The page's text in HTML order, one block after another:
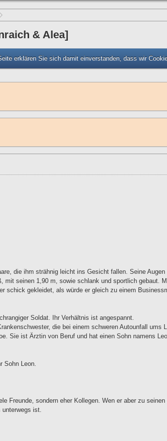
& Alea]
erklären Sie sich damit einverstanden, dass wir
die ihm strähnig leicht ins Gesicht fallen. Seine
mit seinen 1,90 m, sowie schlank und sportlich gebaut.
schick gekleidet, als würde er gleich zu einem
Soldat. Ihr Verhältnis ist angespannt.
die bei einem schweren Autounfall ums
Sie ist Ärztin von Beruf und hat einen Sohn namens
Sohn Leon.
Freunde, sondern eher Kollegen. Wen er aber zu
ist.